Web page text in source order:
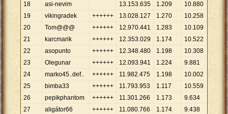
18
asi-nevim 13.153.635 1.209 10.880
19
vikingradek ++++++ 13.028.127 1.270 10.258
20
Tom@@@ ++++++ 12.970.441 1.283 10.109
21
karcmarik ++++++ 12.353.029 1.174 10.522
22
asopunto ++++++ 12.348.480 1.198 10.308
23
Olegunar ++++++ 12.093.941 1.224 9.881
24
marko45..def.. ++++++ 11.982.475 1.198 10.002
25
bimba33 ++++++ 11.793.953 1.117 10.559
26
pepikphantom ++++++ 11.301.266 1.173 9.634
27
aligátor66 ++++++ 11.080.766 1.174 9.438